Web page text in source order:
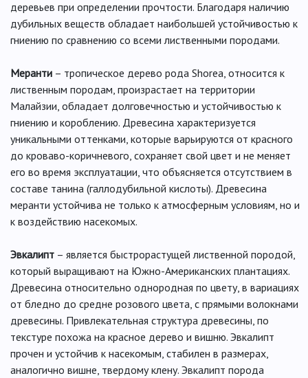
деревьев при определении прочтости. Благодаря наличию
дубильных веществ обладает наибольшей устойчивостью к
гниению по сравнению со всеми лиственными породами.
Меранти – тропическое дерево рода Shorea, относится к
лиственным породам, произрастает на территории
Малайзии, обладает долговечностью и устойчивостью к
гниению и короблению. Древесина характеризуется
уникальными оттенками, которые варьируются от красного
до кроваво-коричневого, сохраняет свой цвет и не меняет
его во время эксплуатации, что объясняется отсутствием в
составе танина (галлодубильной кислоты). Древесина
меранти устойчива не только к атмосферным условиям, но и
к воздействию насекомых.
Эвкалипт – является быстрорастущей лиственной породой,
который выращивают на Южно-Американских плантациях.
Древесина относительно однородная по цвету, в вариациях
от бледно до средне розового цвета, с прямыми волокнами
древесины. Привлекательная структура древесины, по
текстуре похожа на красное дерево и вишню. Эвкалипт
прочен и устойчив к насекомым, стабилен в размерах,
аналогично вишне, твердому клену. Эвкалипт порода